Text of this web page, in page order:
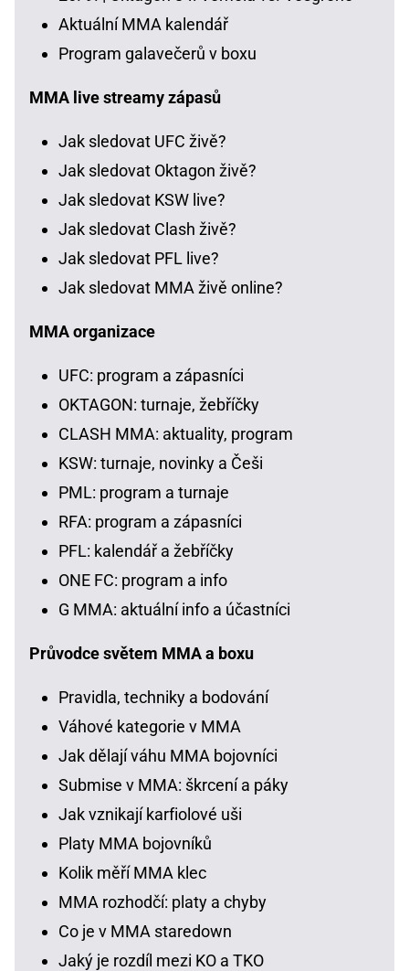
Aktuální MMA kalendář
Program galavečerů v boxu
MMA live streamy zápasů
Jak sledovat UFC živě?
Jak sledovat Oktagon živě?
Jak sledovat KSW live?
Jak sledovat Clash živě?
Jak sledovat PFL live?
Jak sledovat MMA živě online?
MMA organizace
UFC: program a zápasníci
OKTAGON: turnaje, žebříčky
CLASH MMA: aktuality, program
KSW: turnaje, novinky a Češi
PML: program a turnaje
RFA: program a zápasníci
PFL: kalendář a žebříčky
ONE FC: program a info
G MMA: aktuální info a účastníci
Průvodce světem MMA a boxu
Pravidla, techniky a bodování
Váhové kategorie v MMA
Jak dělají váhu MMA bojovníci
Submise v MMA: škrcení a páky
Jak vznikají karfiolové uši
Platy MMA bojovníků
Kolik měří MMA klec
MMA rozhodčí: platy a chyby
Co je v MMA staredown
Jaký je rozdíl mezi KO a TKO